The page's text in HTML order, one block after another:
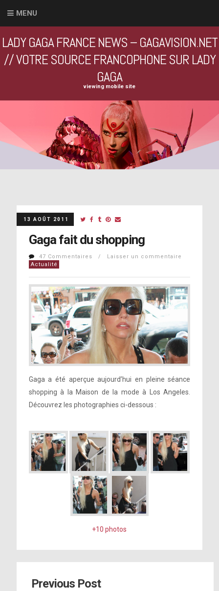
MENU
LADY GAGA FRANCE NEWS – GAGAVISION.NET
// VOTRE SOURCE FRANCOPHONE SUR LADY
GAGA
viewing mobile site
13 AOÛT 2011
Gaga fait du shopping
47 Commentaires / Laisser un commentaire
Actualité
Gaga a été aperçue aujourd’hui en pleine séance
shopping à la Maison de la mode à Los Angeles.
Découvrez les photographies ci-dessous :
+10 photos
Previous Post